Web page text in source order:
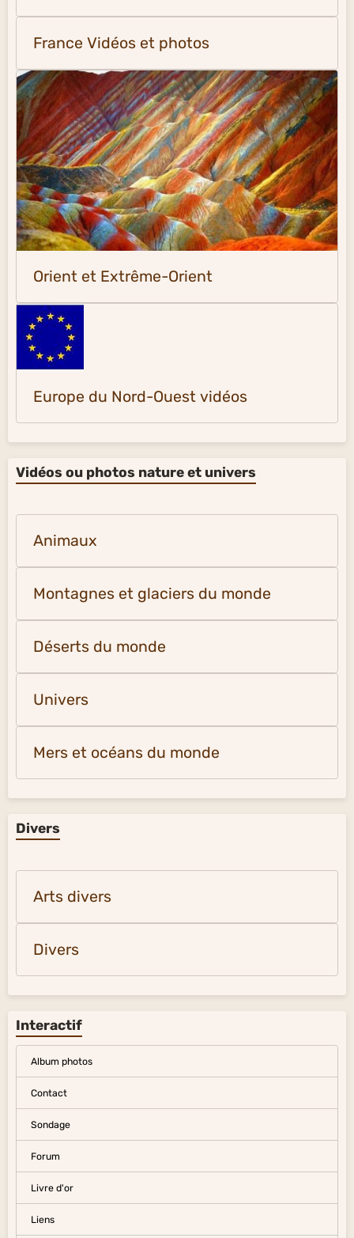
France Vidéos et photos
Orient et Extrême-Orient
Europe du Nord-Ouest vidéos
Vidéos ou photos nature et univers
Animaux
Montagnes et glaciers du monde
Déserts du monde
Univers
Mers et océans du monde
Divers
Arts divers
Divers
Interactif
Album photos
Contact
Sondage
Forum
Livre d'or
Liens